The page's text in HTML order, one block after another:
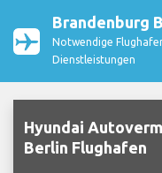
Brandenburg
Notwendige
Dienstleistungen
Hyundai
Berlin Flughafen